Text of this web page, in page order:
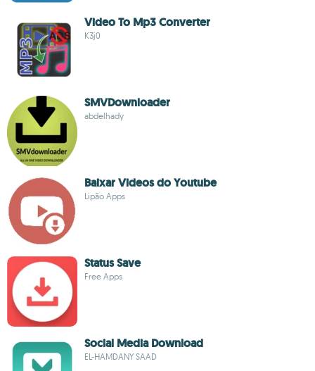
Video To Mp3 Converter
K3j0
SMVDownloader
abdelhady
Baixar Videos do Youtube
Lipão Apps
Status Save
Free Apps
Social Media Download
EL-HAMDANY SAAD